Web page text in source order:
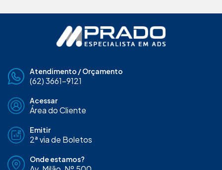
Atendimento / Orçamento
(62) 3661-9121
Acessar
Área do Cliente
Emitir
2ª via de Boletos
Onde estamos?